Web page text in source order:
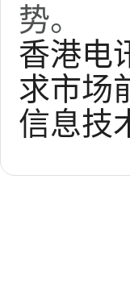
势。
香港电
求市场
信息技